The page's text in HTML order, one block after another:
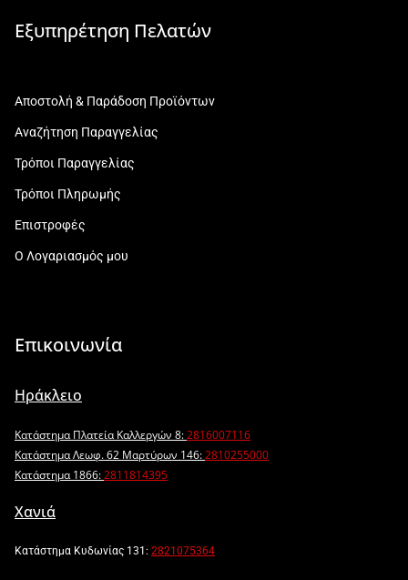
Εξυπηρέτηση Πελατών
Αποστολή & Παράδοση Προϊόντων
Αναζήτηση Παραγγελίας
Τρόποι Παραγγελίας
Τρόποι Πληρωμής
Επιστροφές
Ο Λογαριασμός μου
Επικοινωνία
Ηράκλειο
Κατάστημα Πλατεία Καλλεργών 8:2816007116
Κατάστημα Λεωφ. 62 Μαρτύρων 146:2810255000
Κατάστημα 1866:2811814395
Χανιά
Κατάστημα Κυδωνίας 131: 2821075364